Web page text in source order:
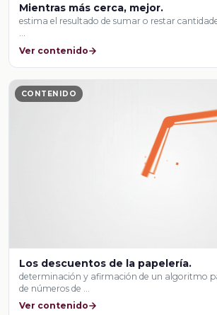
Mientras más cerca, mejor.
estima el resultado de sumar o restar
…
Ver contenido
CONTENIDO
Los descuentos de la papelería.
determinación y afirmación de un algoritmo
de números de …
Ver contenido